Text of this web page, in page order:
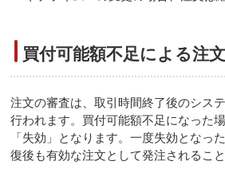
買付可能額不足による注
注文の審査は、取引時間終了後のシス
行われます。買付可能額不足になった
「失効」となります。一度失効となっ
復後も有効な注文として発注されるこ